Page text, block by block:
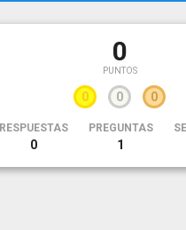
0
PUNTOS
0 0 0
RESPUESTAS
0
PREGUNTAS
1